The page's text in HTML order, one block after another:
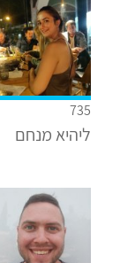
735
ליהיא מנחם